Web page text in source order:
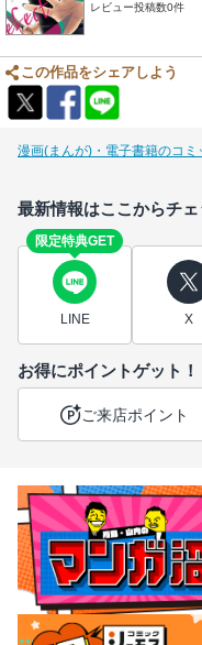
レビュー投稿数0件
この作品をシェアしよう
漫画(まんが)・電子書籍のコミ
最新情報はここからチェ
限定特典GET
LINE X
お得にポイントゲット！
ご来店ポイント